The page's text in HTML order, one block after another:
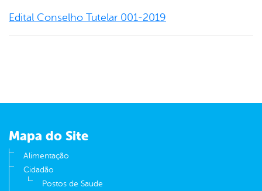
Edital Conselho Tutelar 001-2019
Mapa do Site
Alimentação
Cidadão
Postos de Saude